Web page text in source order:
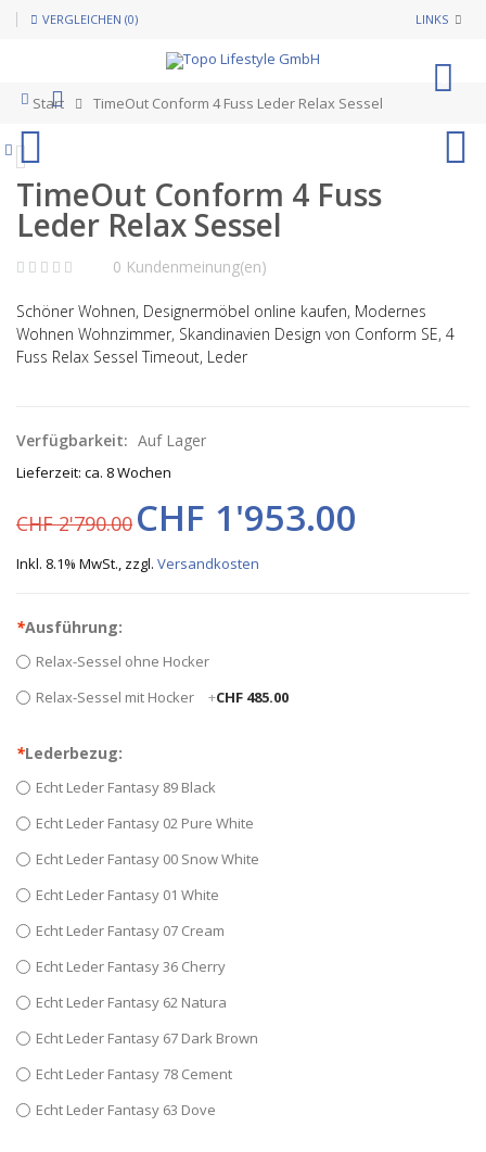
VERGLEICHEN (0) LINKS
Start TimeOut Conform 4 Fuss Leder Relax Sessel
TimeOut Conform 4 Fuss
Leder Relax Sessel
0 Kundenmeinung(en)
Schöner Wohnen, Designermöbel online kaufen, Modernes
Wohnen Wohnzimmer, Skandinavien Design von Conform SE, 4
Fuss Relax Sessel Timeout, Leder
Verfügbarkeit: Auf Lager
Lieferzeit: ca. 8 Wochen
CHF 2'790.00 CHF 1'953.00
Inkl. 8.1% MwSt., zzgl. Versandkosten
*Ausführung:
Relax-Sessel ohne Hocker
Relax-Sessel mit Hocker
+CHF 485.00
*Lederbezug:
Echt Leder Fantasy 89 Black
Echt Leder Fantasy 02 Pure White
Echt Leder Fantasy 00 Snow White
Echt Leder Fantasy 01 White
Echt Leder Fantasy 07 Cream
Echt Leder Fantasy 36 Cherry
Echt Leder Fantasy 62 Natura
Echt Leder Fantasy 67 Dark Brown
Echt Leder Fantasy 78 Cement
Echt Leder Fantasy 63 Dove